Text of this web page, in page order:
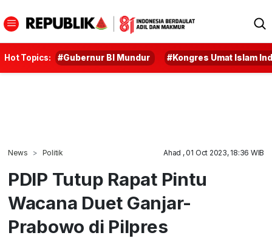
Hot Topics: #Gubernur BI Mundur #Kongres Umat Islam
News Politik Ahad , 01 Oct 2023, 18:36 WIB
PDIP Tutup Rapat Pintu
Wacana Duet Ganjar-
Prabowo di Pilpres